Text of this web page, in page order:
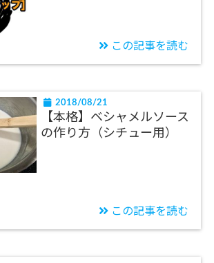
この記事を読む
2018/08/21
【本格】ベシャメルソース
の作り方（シチュー用）
この記事を読む